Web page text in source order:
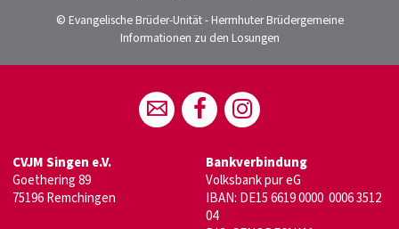
© Evangelische Brüder-Unität - Herrnhuter Brüdergemeine
Informationen zu den Losungen
CVJM Singen e.V.
Goethering 89
75196 Remchingen
Bankverbindung
Volksbank pur eG
IBAN: DE15 6619 0000 0006 3512
04